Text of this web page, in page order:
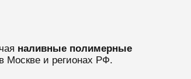
наливные полимерные
в Москве и регионах РФ.